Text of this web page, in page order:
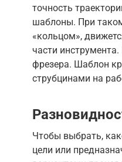
точность
шаблоны. При
«кольцом»,
части
фрезера. Шаблон
струбцинами на
Чтобы выбрать,
цели или